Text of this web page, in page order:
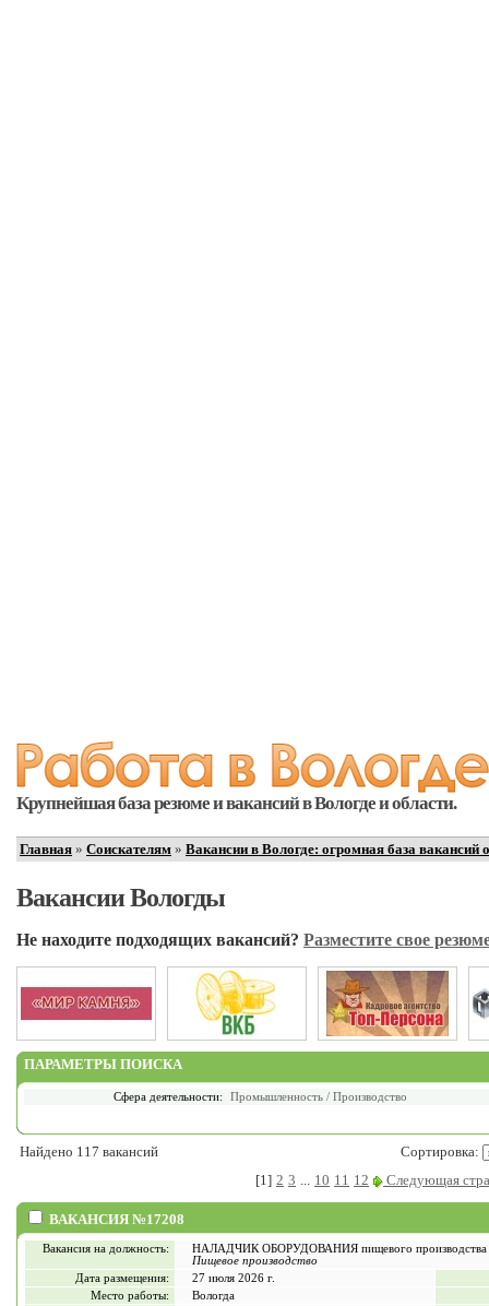
Крупнейшая база резюме и вакансий в Вологде и области.
Главная » Соискателям » Вакансии в Вологде: огромная база вакансий
Вакансии Вологды
Не находите подходящих вакансий? Разместите свое
ПАРАМЕТРЫ ПОИСКА
Сфера деятельности: Промышленность / Производство
Найдено 117 вакансий
Сортировка:
[1] 2 3 ... 10 11 12 Следующая
ВАКАНСИЯ №17208
Вакансия на должность:
НАЛАДЧИК ОБОРУДОВАНИЯ пищевого производства
Пищевое производство
Дата размещения:
27 июля 2026 г.
Место работы:
Вологда